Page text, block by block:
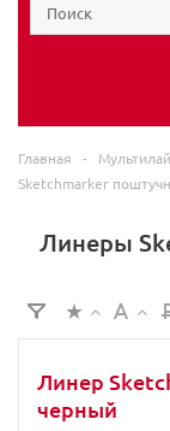
Главная -
Sketchmarker
Линеры
Линер
черный